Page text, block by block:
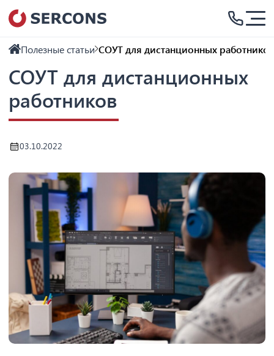
Полезные статьи СОУТ для дистанционных работников
СОУТ для дистанционных
работников
03.10.2022